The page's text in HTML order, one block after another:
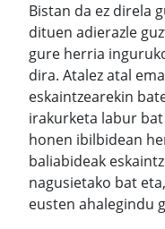
Bistan da ez direla
dituen adierazle
gure herria
dira. Atalez atal
eskaintzearekin
irakurketa labur
honen ibilbidean
baliabideak
nagusietako bat
eusten ahalegindu